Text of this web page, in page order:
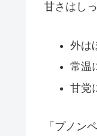
甘さはし
外は
常温
甘党
「プノン